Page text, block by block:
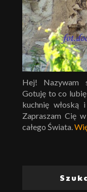
Hej! Nazywam
Gotuję to co
kuchnię włoską
Zapraszam Cię
całego Świata.